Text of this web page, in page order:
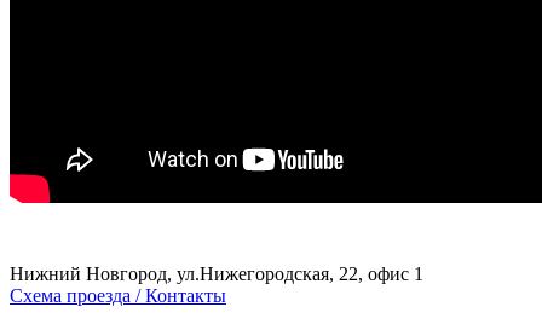
Нижний Новгород, ул.Нижегородская, 22, офис 1
Схема проезда / Контакты